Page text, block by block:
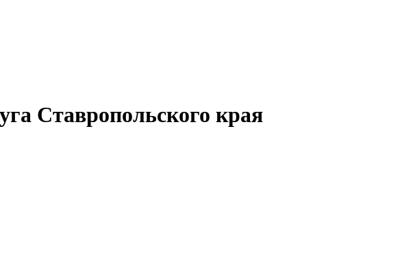
Ставропольского края